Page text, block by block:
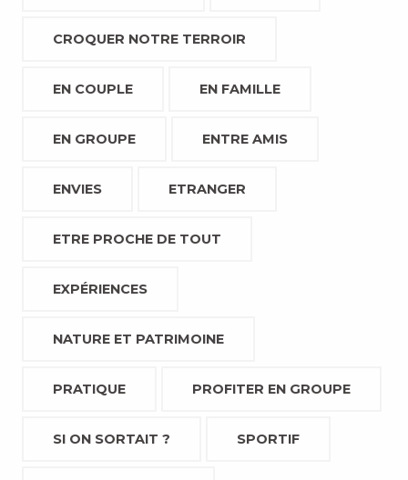
CROQUER NOTRE TERROIR
EN COUPLE EN FAMILLE
EN GROUPE ENTRE AMIS
ENVIES ETRANGER
ETRE PROCHE DE TOUT
EXPÉRIENCES
NATURE ET PATRIMOINE
PRATIQUE PROFITER EN GROUPE
SI ON SORTAIT ? SPORTIF